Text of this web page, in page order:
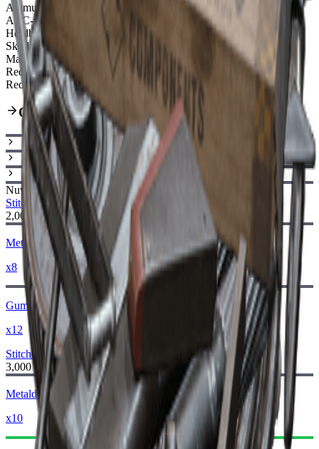
Ammunitionstype
Light Ammo
ARC-rustningspenetration
Holdbarhed
Skydningstilstand
Fully-Automatic
Magasinstørrelse
Reduceret horisontal rekyl
50%
Reduceret genindlæsningstid
40%
Opgraderingsvej
Nuværende
Stitcher I
Stitcher II
2,000
Metaldele
x8
Gummidele
x12
Stitcher II
Stitcher III
3,000
Metaldele
x10